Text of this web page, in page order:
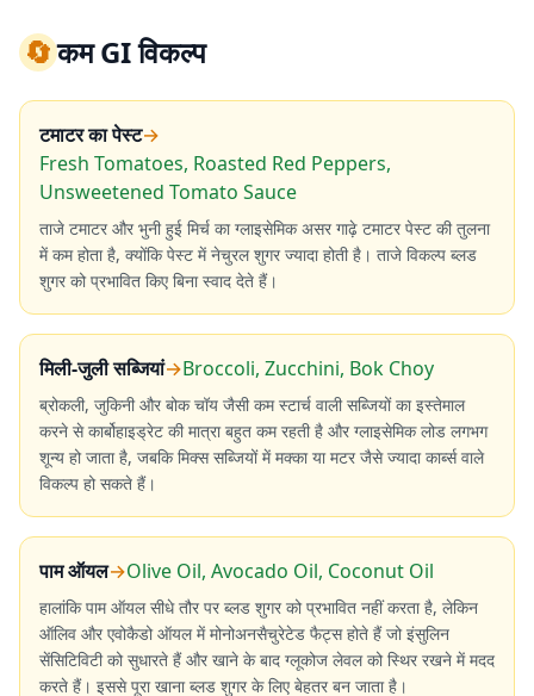
🔄कम GI विकल्प
टमाटर का पेस्ट→
Fresh Tomatoes, Roasted Red Peppers,
Unsweetened Tomato Sauce
ताजे टमाटर और भुनी हुई मिर्च का ग्लाइसेमिक असर गाढ़े टमाटर पेस्ट की तुलना
में कम होता है, क्योंकि पेस्ट में नेचुरल शुगर ज्यादा होती है। ताजे विकल्प ब्लड
शुगर को प्रभावित किए बिना स्वाद देते हैं।
मिली-जुली सब्जियां→Broccoli, Zucchini, Bok Choy
ब्रोकली, जुकिनी और बोक चॉय जैसी कम स्टार्च वाली सब्जियों का इस्तेमाल
करने से कार्बोहाइड्रेट की मात्रा बहुत कम रहती है और ग्लाइसेमिक लोड लगभग
शून्य हो जाता है, जबकि मिक्स सब्जियों में मक्का या मटर जैसे ज्यादा कार्ब्स वाले
विकल्प हो सकते हैं।
पाम ऑयल→Olive Oil, Avocado Oil, Coconut Oil
हालांकि पाम ऑयल सीधे तौर पर ब्लड शुगर को प्रभावित नहीं करता है, लेकिन
ऑलिव और एवोकैडो ऑयल में मोनोअनसैचुरेटेड फैट्स होते हैं जो इंसुलिन
सेंसिटिविटी को सुधारते हैं और खाने के बाद ग्लूकोज लेवल को स्थिर रखने में मदद
करते हैं। इससे पूरा खाना ब्लड शुगर के लिए बेहतर बन जाता है।